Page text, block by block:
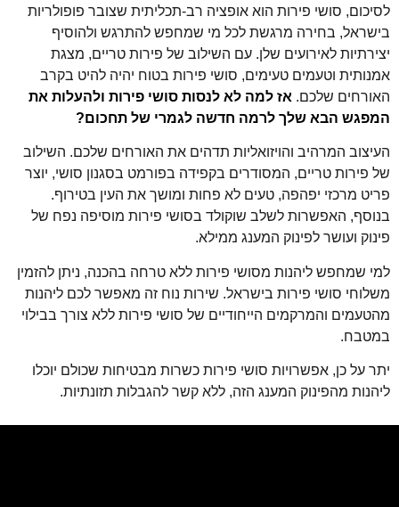
לסיכום, סושי פירות הוא אופציה רב-תכליתית שצובר פופולריות
בישראל, בחירה מרגשת לכל מי שמחפש להתרגש ולהוסיף
יצירתיות לאירועים שלן. עם השילוב של פירות טריים, מצגת
אמנותית וטעמים טעימים, סושי פירות בטוח יהיה להיט בקרב
האורחים שלכם. אז למה לא לנסות סושי פירות ולהעלות את
המפגש הבא שלך לרמה חדשה לגמרי של תחכום?
העיצוב המרהיב והויזואליות תדהים את האורחים שלכם. השילוב
של פירות טריים, המסודרים בקפידה בפורמט בסגנון סושי, יוצר
פריט מרכזי יפהפה, טעים לא פחות ומושך את העין בטירוף.
בנוסף, האפשרות לשלב שוקולד בסושי פירות מוסיפה נפח של
פינוק ועושר לפינוק המענג ממילא.
למי שמחפש ליהנות מסושי פירות ללא טרחה בהכנה, ניתן להזמין
משלוחי סושי פירות בישראל. שירות נוח זה מאפשר לכם ליהנות
מהטעמים והמרקמים הייחודיים של סושי פירות ללא צורך בבילוי
במטבח.
יתר על כן, אפשרויות סושי פירות כשרות מבטיחות שכולם יוכלו
ליהנות מהפינוק המענג הזה, ללא קשר להגבלות תזונתיות.